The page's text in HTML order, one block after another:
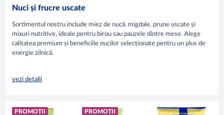
Nuci și frucre uscate
Sortimentul nostru include miez de nucă, migdale, prune uscate și
mixuri nutritive, ideale pentru birou sau pauzele dintre mese. Alege
calitatea premium și beneficiile nucilor selecționate pentru un plus de
energie zilnică.
vezi detalii
PROMOȚII PROMOȚII